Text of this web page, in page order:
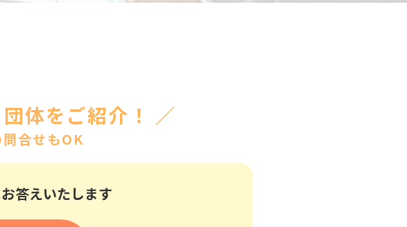
訳
教師
接客
体をご紹介！ ／
合せもOK
答えいたします